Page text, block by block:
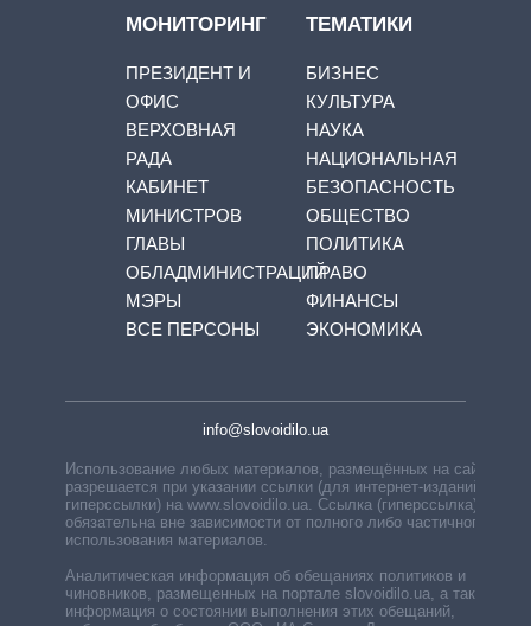
МОНИТОРИНГ
ПРЕЗИДЕНТ И
ОФИС
ВЕРХОВНАЯ
РАДА
КАБИНЕТ
МИНИСТРОВ
ГЛАВЫ
ОБЛАДМИНИСТРАЦИЙ
МЭРЫ
ВСЕ ПЕРСОНЫ
ТЕМАТИКИ
БИЗНЕС
КУЛЬТУРА
НАУКА
НАЦИОНАЛЬНАЯ
БЕЗОПАСНОСТЬ
ОБЩЕСТВО
ПОЛИТИКА
ПРАВО
ФИНАНСЫ
ЭКОНОМИКА
info@slovoidilo.ua
Использование любых материалов, размещённых на сайте,
разрешается при указании ссылки (для интернет-изданий —
гиперссылки) на www.slovoidilo.ua. Ссылка (гиперссылка)
обязательна вне зависимости от полного либо частичного
использования материалов.
Аналитическая информация об обещаниях политиков и
чиновников, размещенных на портале slovoidilo.ua, а также
информация о состоянии выполнения этих обещаний,